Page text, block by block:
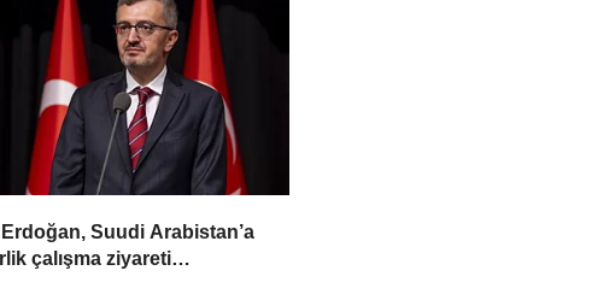
Suudi Arabistan’a
çalışma ziyareti